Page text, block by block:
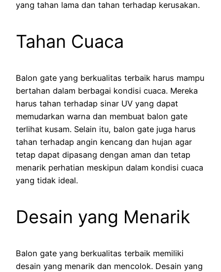
yang tahan lama dan tahan terhadap kerusakan.
Tahan Cuaca
Balon gate yang berkualitas terbaik harus mampu
bertahan dalam berbagai kondisi cuaca. Mereka
harus tahan terhadap sinar UV yang dapat
memudarkan warna dan membuat balon gate
terlihat kusam. Selain itu, balon gate juga harus
tahan terhadap angin kencang dan hujan agar
tetap dapat dipasang dengan aman dan tetap
menarik perhatian meskipun dalam kondisi cuaca
yang tidak ideal.
Desain yang Menarik
Balon gate yang berkualitas terbaik memiliki
desain yang menarik dan mencolok. Desain yang